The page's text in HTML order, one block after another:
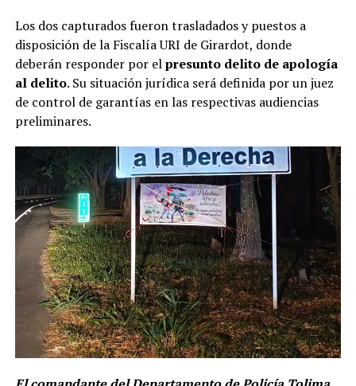
Los dos capturados fueron trasladados y puestos a
disposición de la Fiscalía URI de Girardot, donde
deberán responder por elpresunto delito de apología
al delito. Su situación jurídica será definida por un juez
de control de garantías en las respectivas audiencias
preliminares.